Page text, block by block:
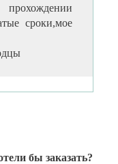
сроки,мое
бы заказать?